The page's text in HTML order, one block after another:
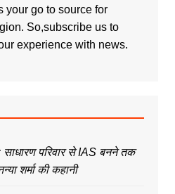
your go to source for
So,subscribe us to
experience with news.
परिवार से IAS बनने तक
शर्मा की कहानी